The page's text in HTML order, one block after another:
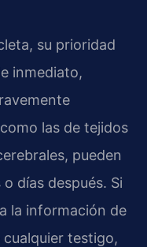
su prioridad
inmediato,
las de tejidos
pueden
días después. Si
la información de
testigo,